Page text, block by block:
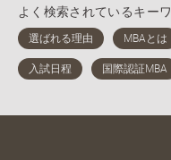
よく検索されているキーワ